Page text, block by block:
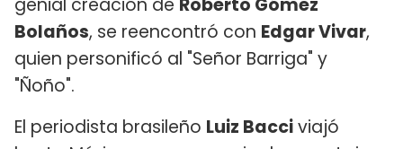
Bolaños, se reencontró con Edgar Vivar,
quien personificó al "Señor Barriga" y
"Ñoño".
El periodista brasileño Luiz Bacciviajó